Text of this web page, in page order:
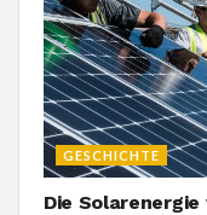
GESCHICHTE
Die